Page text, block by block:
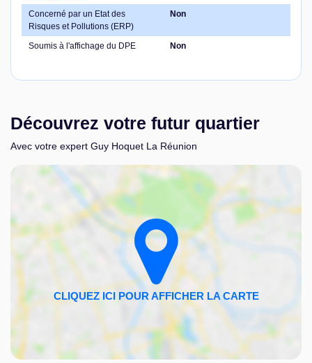
Concerné par un Etat des
Risques et Pollutions (ERP)
Non
Soumis à l'affichage du DPE Non
Découvrez votre futur quartier
Avec votre expert Guy Hoquet La Réunion